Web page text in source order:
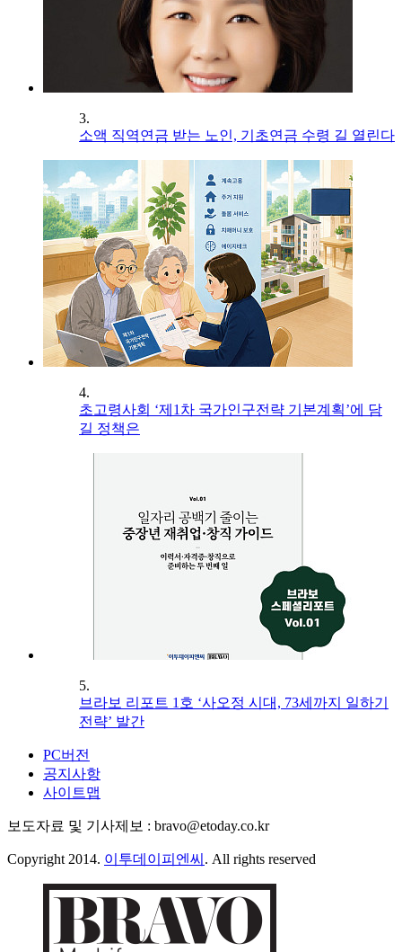
3.
소액 직역연금 받는 노인, 기초연금 수령 길 열린다
4.
초고령사회 ‘제1차 국가인구전략 기본계획’에 담
길 정책은
5.
브라보 리포트 1호 ‘사오정 시대, 73세까지 일하기
전략’ 발간
PC버전
공지사항
사이트맵
보도자료 및 기사제보 : bravo@etoday.co.kr
Copyright 2014. 이투데이피엔씨 . All rights reserved